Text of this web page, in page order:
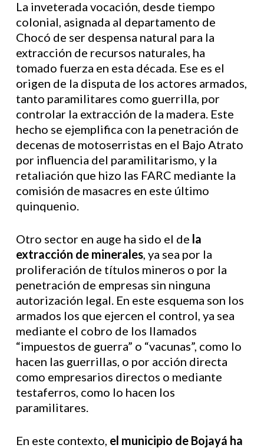
La inveterada vocación, desde tiempo
colonial, asignada al departamento de
Chocó de ser despensa natural para la
extracción de recursos naturales, ha
tomado fuerza en esta década. Ese es el
origen de la disputa de los actores armados,
tanto paramilitares como guerrilla, por
controlar la extracción de la madera. Este
hecho se ejemplifica con la penetración de
decenas de motoserristas en el Bajo Atrato
por influencia del paramilitarismo, y la
retaliación que hizo las FARC mediante la
comisión de masacres en este último
quinquenio.
Otro sector en auge ha sido el de la
extracción de minerales, ya sea por la
proliferación de títulos mineros o por la
penetración de empresas sin ninguna
autorización legal. En este esquema son los
armados los que ejercen el control, ya sea
mediante el cobro de los llamados
“impuestos de guerra” o “vacunas”, como lo
hacen las guerrillas, o por acción directa
como empresarios directos o mediante
testaferros, como lo hacen los
paramilitares.
En este contexto, el municipio de Bojayá ha